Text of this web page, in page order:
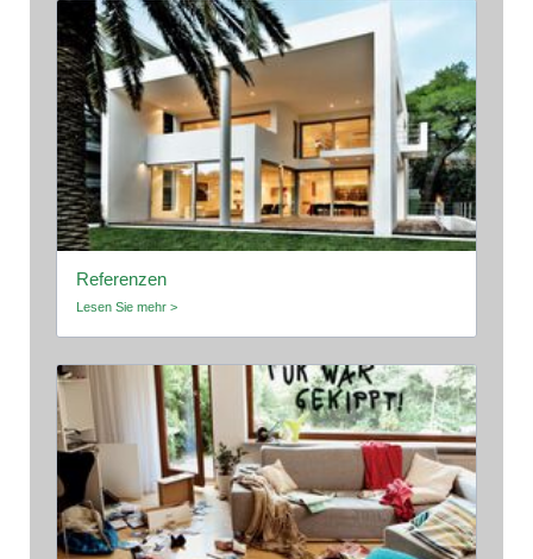
Referenzen
Lesen Sie mehr >